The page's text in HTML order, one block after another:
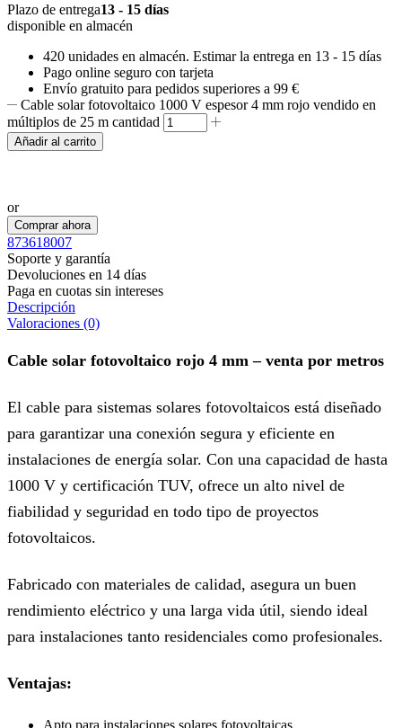
Plazo de entrega13 - 15 días
disponible en almacén
420 unidades en almacén. Estimar la entrega en 13 - 15 días
Pago online seguro con tarjeta
Envío gratuito para pedidos superiores a 99 €
Cable solar fotovoltaico 1000 V espesor 4 mm rojo vendido en
múltiplos de 25 m cantidad
Añadir al carrito
or
Comprar ahora
873618007
Soporte y garantía
Devoluciones en 14 días
Paga en cuotas sin intereses
Descripción
Valoraciones (0)
Cable solar fotovoltaico rojo 4 mm – venta por metros
El cable para sistemas solares fotovoltaicos está diseñado
para garantizar una conexión segura y eficiente en
instalaciones de energía solar. Con una capacidad de hasta
1000 V y certificación TUV, ofrece un alto nivel de
fiabilidad y seguridad en todo tipo de proyectos
fotovoltaicos.
Fabricado con materiales de calidad, asegura un buen
rendimiento eléctrico y una larga vida útil, siendo ideal
para instalaciones tanto residenciales como profesionales.
Ventajas:
Apto para instalaciones solares fotovoltaicas